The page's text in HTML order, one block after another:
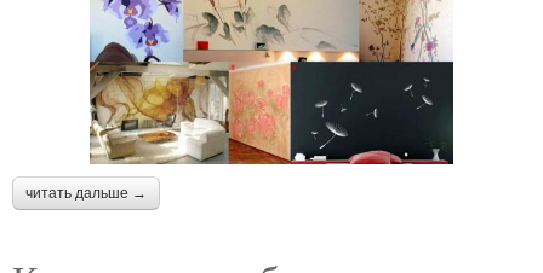
читать дальше →